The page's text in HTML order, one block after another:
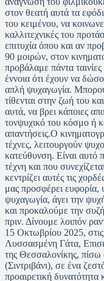
στον θεατή αυτά τα
του κειμένου, να
καλλιτεχνικές του
επιτυχία όπου και αν
90 μοιρών, στον
προβάλαμε πάντα
έννοια ότι έχουν να
απλή ψυχαγωγία.
τίθενται στην ζωή του
αυτά, να βρει κάποιες
τονψυχικό του κόσμο ή
απαντήσεις.Ο
τέχνες, λειτουργούν
κατεύθυνση. Είναι αυτό
τέχνη και που
κεντρίζει αυτές τις
μας προσφέρει ευφορία,
ψυχαγωγία, άγει την
και προκαλούμε την
πριν. Δίνουμε λοιπόν
15 Οκτωβρίου 2025,
Λυσσασμένη Γάτα,
της Θεσσαλονίκης,
(Σιντριβάνι), σε ένα
προαιρετική